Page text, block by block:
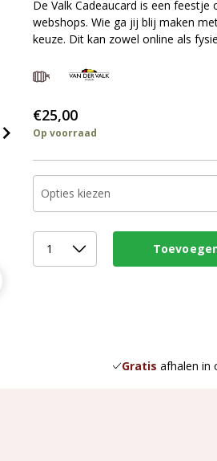
De Valk Cadeaucard is een
webshops. Wie ga jij blij maken
keuze. Dit kan zowel online als
€25,00
Op voorraad
Gratis afhalen in